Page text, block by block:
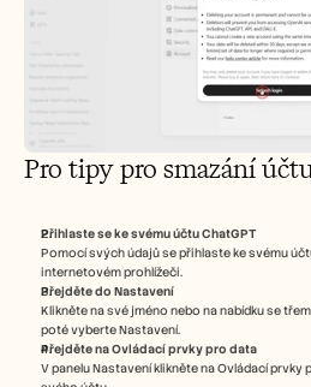
Pro tipy pro smazání
Přihlaste se ke svému účtu ChatGPT
Pomocí svých údajů se přihlaste ke svému
internetovém prohlížeči.
Přejděte do Nastavení
Klikněte na své jméno nebo na nabídku se
poté vyberte Nastavení.
Přejděte na Ovládací prvky pro data
V panelu Nastavení klikněte na Ovládací